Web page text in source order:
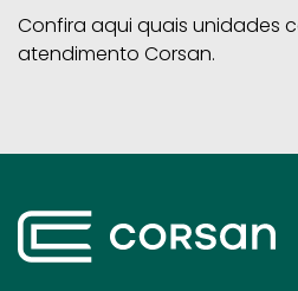
Confira aqui quais unidades
atendimento Corsan.